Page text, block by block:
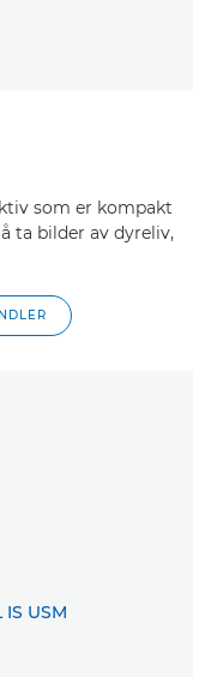
som er kompakt
ta bilder av dyreliv,